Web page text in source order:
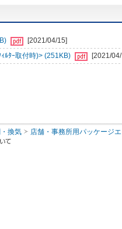
[2021/04/15]
ﾙﾀｰ取付時)> (251KB)
[2021/
換気 店舗・事務所用パッケージ